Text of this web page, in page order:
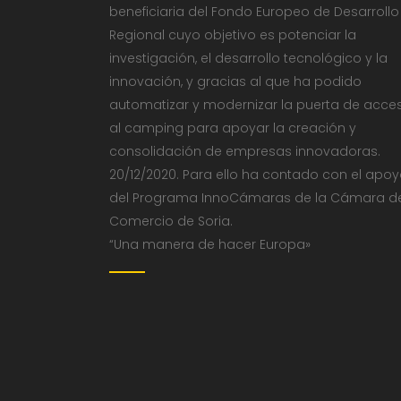
beneficiaria del Fondo Europeo de Desarrollo
Regional cuyo objetivo es potenciar la
investigación, el desarrollo tecnológico y la
innovación, y gracias al que ha podido
automatizar y modernizar la puerta de
al camping para apoyar la creación y
consolidación de empresas innovadoras.
20/12/2020. Para ello ha contado con el
del Programa InnoCámaras de la Cámara
Comercio de Soria.
“Una manera de hacer Europa»